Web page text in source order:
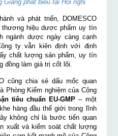
Giang phát biểu tại Hội nghị
và phát triển, DOMESCO
hiệu dược phẩm uy tín
ngành dược ngày càng cạnh
ty vẫn kiên định với định
chất lượng sản phẩm, uy tín
đồng làm giá trị cốt lõi.
cũng chia sẻ dấu mốc quan
Phòng Kiểm nghiệm của Công
tiêu chuẩn EU-GMP – một
hàng đầu thế giới trong lĩnh
không chỉ là bước tiến quan
xuất và kiểm soát chất lượng